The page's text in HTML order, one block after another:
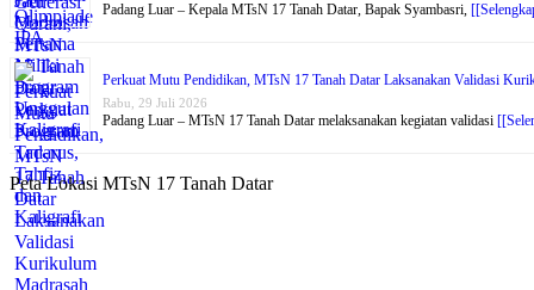
Padang Luar – Kepala MTsN 17 Tanah Datar, Bapak Syambasri,
Perkuat Mutu Pendidikan, MTsN 17 Tanah Datar Laksanakan Validasi
Rabu, 29 Juli 2026
Padang Luar – MTsN 17 Tanah Datar melaksanakan kegiatan validasi
Peta Lokasi MTsN 17 Tanah Datar